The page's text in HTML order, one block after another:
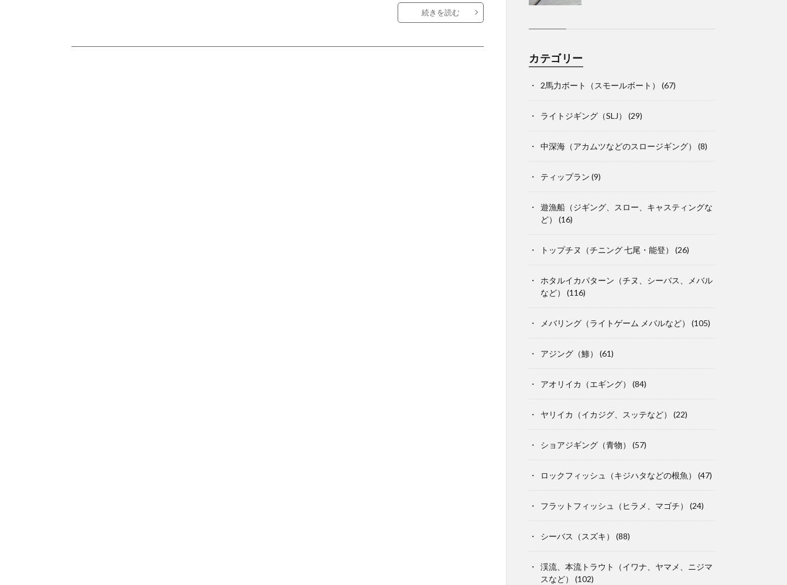
続きを読む
カテゴリー
2馬力ボート（スモールボート） (67)
ライトジギング（SLJ） (29)
中深海（アカムツなどのスロージギング） (8)
ティップラン (9)
遊漁船（ジギング、スロー、キャスティングな
ど）
(16)
トップチヌ（チニング 七尾・能登） (26)
ホタルイカパターン（チヌ、シーバス、メバル
など）
(116)
メバリング（ライトゲーム メバルなど） (105)
アジング（鯵） (61)
アオリイカ（エギング） (84)
ヤリイカ（イカジグ、スッテなど） (22)
ショアジギング（青物） (57)
ロックフィッシュ（キジハタなどの根魚） (47)
フラットフィッシュ（ヒラメ、マゴチ） (24)
シーバス（スズキ） (88)
渓流、本流トラウト（イワナ、ヤマメ、ニジマ
スなど）
(102)